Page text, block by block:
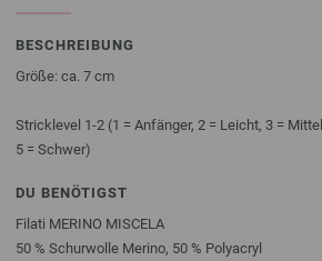
BESCHREIBUNG
Größe: ca. 7 cm
Stricklevel 1-2 (1 = Anfänger, 2 = Leicht, 3 =
5 = Schwer)
DU BENÖTIGST
Filati MERINO MISCELA
50 % Schurwolle Merino, 50 % Polyacryl